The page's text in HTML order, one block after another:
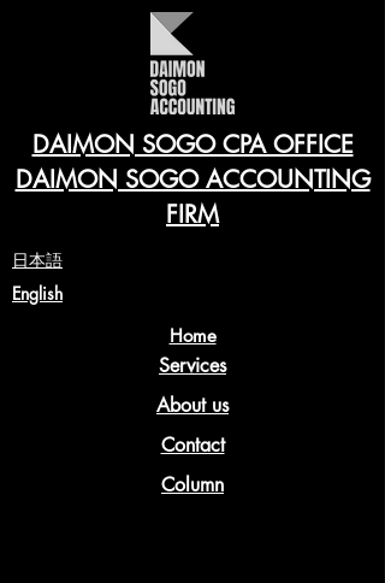
DAIMON SOGO CPA OFFICE
DAIMON SOGO ACCOUNTING
FIRM
​日本語
English
Home
Services
About us
Contact
Column